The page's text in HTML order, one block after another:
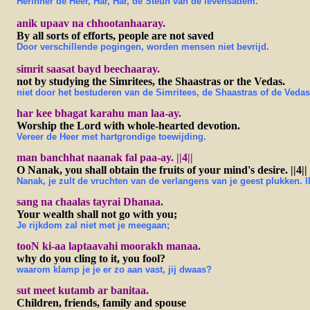
anik upaav na chhootanhaaray.
By all sorts of efforts, people are not saved
Door verschillende pogingen, worden mensen niet bevrijd.
simrit saasat bayd beechaaray.
not by studying the Simritees, the Shaastras or the Vedas.
niet door het bestuderen van de Simritees, de Shaastras of de
har kee bhagat karahu man laa-ay.
Worship the Lord with whole-hearted devotion.
Vereer de Heer met hartgrondige toewijding.
man banchhat naanak fal paa-ay. ||4||
O Nanak, you shall obtain the fruits of your mind's desire. ||4||
Nanak, je zult de vruchten van de verlangens van je geest plukken.
sang na chaalas tayrai Dhanaa.
Your wealth shall not go with you;
Je rijkdom zal niet met je meegaan;
tooN ki-aa laptaavahi moorakh manaa.
why do you cling to it, you fool?
waarom klamp je je er zo aan vast, jij dwaas?
sut meet kutamb ar banitaa.
Children, friends, family and spouse